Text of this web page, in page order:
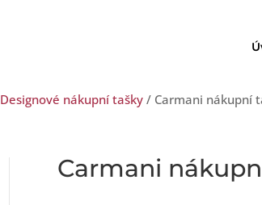
Designové nákupní tašky / Carmani nákupní
Carmani